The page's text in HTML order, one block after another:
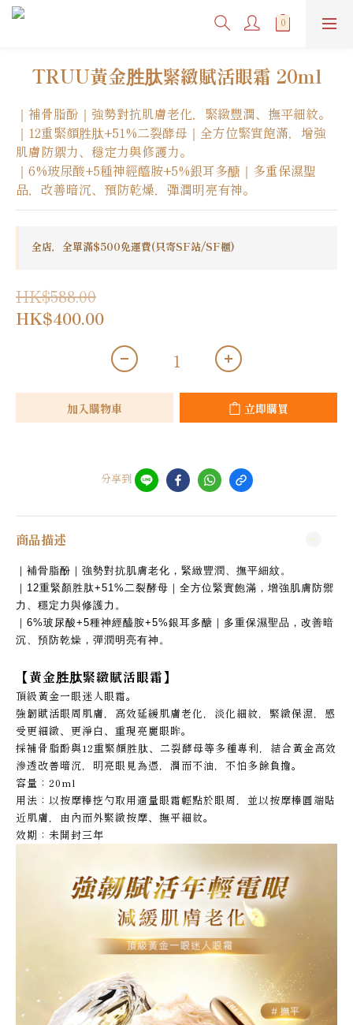
TRUU黃金胜肽緊緻賦活眼霜 20ml
｜補骨脂酚｜強勢對抗肌膚老化，緊緻豐潤、撫平細紋。
｜12重緊顏胜肽+51%二裂酵母｜全方位緊實飽滿，增強
肌膚防禦力、穩定力與修護力。
｜6%玻尿酸+5種神經醯胺+5%銀耳多醣｜多重保濕聖
品，改善暗沉、預防乾燥，彈潤明亮有神。
全店，全單滿$500免運費(只寄SF站/SF櫃)
HK$588.00
HK$400.00
加入購物車 立即購買
分享到
商品描述
｜補骨脂酚｜強勢對抗肌膚老化，緊緻豐潤、撫平細紋。
｜12重緊顏胜肽+51%二裂酵母｜全方位緊實飽滿，增強肌膚防禦
力、穩定力與修護力。
｜6%玻尿酸+5種神經醯胺+5%銀耳多醣｜多重保濕聖品，改善暗
沉、預防乾燥，彈潤明亮有神。
【黃金胜肽緊緻賦活眼霜】
頂級黃金一眼迷人眼霜。
強韌賦活眼周肌膚，高效延緩肌膚老化，淡化細紋，緊緻保濕，感
受更細緻、更淨白、重現亮麗眼眸。
採補骨脂酚與12重緊顏胜肽、二裂酵母等多種專利，結合黃金高效
滲透改善暗沉，明亮眼見為憑，潤而不油，不怕多餘負擔。
容量：20ml
用法：以按摩棒挖勺取用適量眼霜輕點於眼周，並以按摩棒圓端貼
近肌膚，由內而外緊緻按摩、撫平細紋。
效期：未開封三年